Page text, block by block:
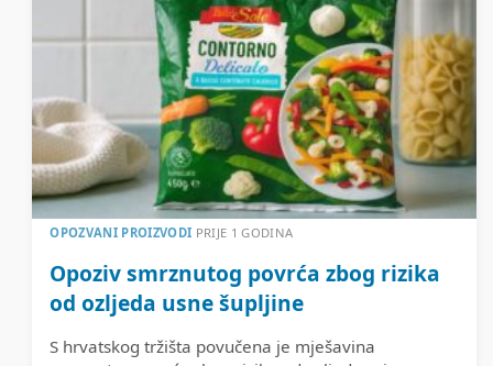
OPOZVANI PROIZVODI PRIJE 1 GODINA
Opoziv smrznutog povrća zbog rizika
od ozljeda usne šupljine
S hrvatskog tržišta povučena je mješavina